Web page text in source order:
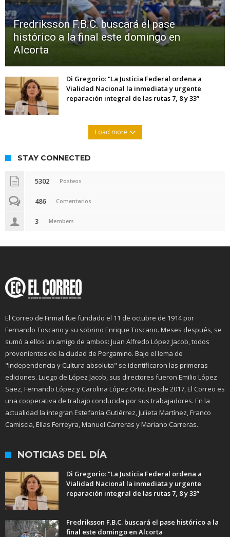
Fredriksson F.B.C. buscará el pase
histórico a la final este domingo en
Alcorta
Di Gregorio: “La Justicia Federal ordena a
Vialidad Nacional la inmediata y urgente
reparación integral de las rutas 7, 8 y 33”
Load more
STAY CONNECTED
5302 Posteos
486 Comentarios
3 Members
El Correo de Firmat fue fundado el 11 de octubre de 1914 por
Fernando Toscano y su sobrino Enrique Toscano. Meses después, se
sumó a ellos un amigo de ambos: Juan Alfredo López Jacob, todos
provenientes de la ciudad de Pergamino. Bajo el lema de
"Independencia y Cultura absoluta" se identificaron las primeras
ediciones. Luego de López Jacob, sus directores fueron Emilio López
Saez, Fernando López y Carolina López Ortiz. Desde 2017, El Correo es
una cooperativa de trabajo conducida por sus trabajadores. En la
actualidad la integran Estefanía Gutiérrez, Julieta Martínez, Franco
Camiscia, Elías Ferreyra, Manuel Carreras y Mariano Carreras.
NOTICIAS DEL DÍA
Di Gregorio: “La Justicia Federal ordena a
Vialidad Nacional la inmediata y urgente
reparación integral de las rutas 7, 8 y 33”
Fredriksson F.B.C. buscará el pase histórico a la
final este domingo en Alcorta